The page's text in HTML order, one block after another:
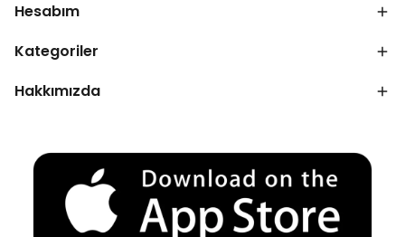
Hesabım
Kategoriler
Hakkımızda